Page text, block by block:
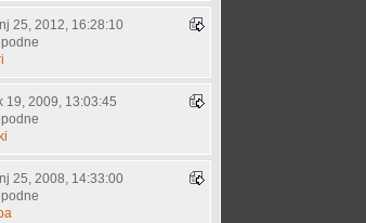
25, 2012, 16:28:10
19, 2009, 13:03:45
25, 2008, 14:33:00